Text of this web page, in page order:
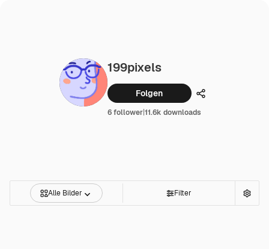
199pixels
Folgen Teilen
6 follower|11.6k downloads
Alle Bilder Filter